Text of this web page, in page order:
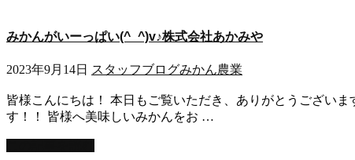
みかんがいーっぱい(^_^)v♪株式会社あかみや
2023年9月14日 スタッフブログみかん農業
皆様こんにちは！ 本日もご覧いただき、ありがとうござい
す！！ 皆様へ美味しいみかんをお …